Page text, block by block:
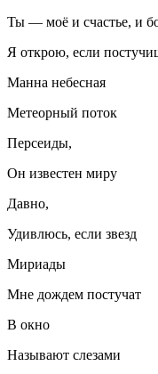
Ты — моё и счастье, и
Я открою, если
Манна небесная
Метеорный поток
Персеиды,
Он известен миру
Давно,
Удивлюсь, если звезд
Мириады
Мне дождем постучат
В окно
Называют слезами